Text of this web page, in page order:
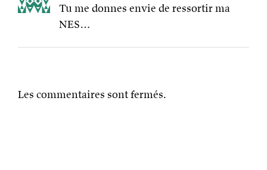
Tu me donnes envie de ressortir ma
NES…
Les commentaires sont fermés.